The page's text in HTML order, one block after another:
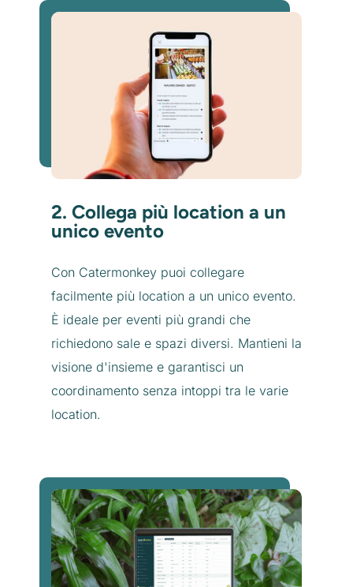
2. Collega più location a un
unico evento
Con Catermonkey puoi collegare
facilmente più location a un unico evento.
È ideale per eventi più grandi che
richiedono sale e spazi diversi. Mantieni la
visione d'insieme e garantisci un
coordinamento senza intoppi tra le varie
location.